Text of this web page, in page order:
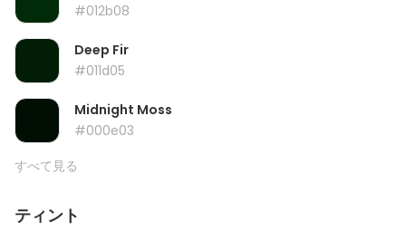
#012b08
Deep Fir
#011d05
Midnight Moss
#000e03
すべて見る
ティント